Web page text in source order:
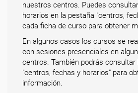
nuestros centros. Puedes
horarios en la pestaña "centros,
cada ficha de curso para obtener
En algunos casos los cursos se
con sesiones presenciales en
centros. También podrás consultar
"centros, fechas y horarios" para
información.